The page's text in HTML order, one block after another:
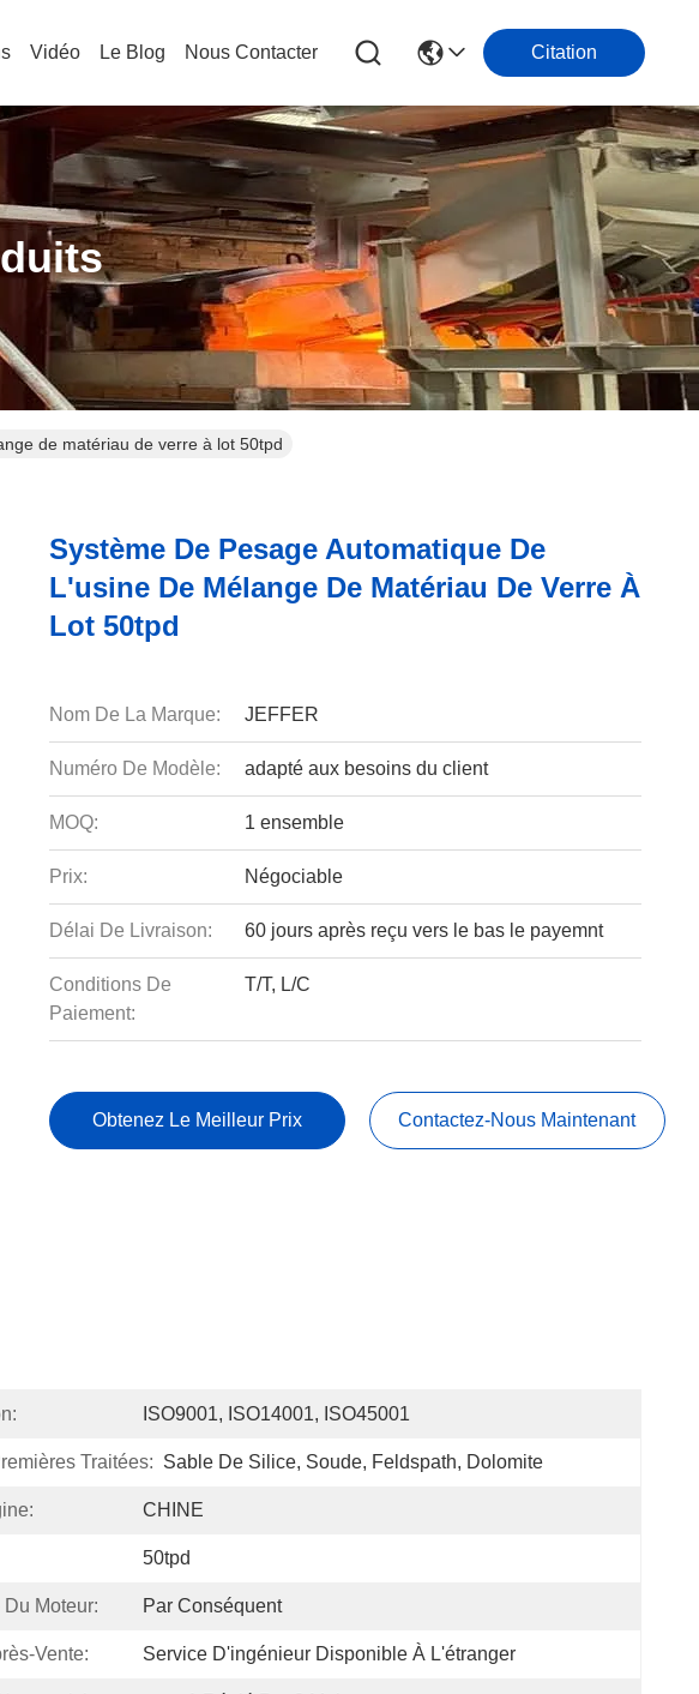
Vidéo Le Blog Nous Contacter Citation
de matériau de verre à lot 50tpd
Système De Pesage Automatique De
L'usine De Mélange De Matériau De Verre À
Lot 50tpd
Nom De La Marque: JEFFER
Numéro De Modèle: adapté aux besoins du client
MOQ: 1 ensemble
Prix: Négociable
Délai De Livraison: 60 jours après reçu vers le bas le payemnt
Conditions De
Paiement:
T/T, L/C
Obtenez Le Meilleur Prix Contactez-Nous Maintenant
ISO9001, ISO14001, ISO45001
Traitées: Sable De Silice, Soude, Feldspath, Dolomite
CHINE
50tpd
Moteur: Par Conséquent
Vente: Service D'ingénieur Disponible À L'étranger